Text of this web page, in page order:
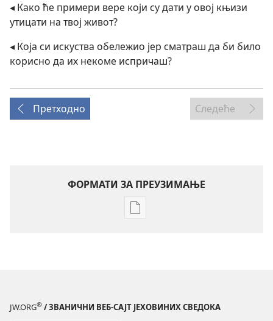
◂ Како ће примери вере који су дати у овој књизи
утицати на твој живот?
◂ Која си искуства обележио јер сматраш да би било
корисно да их некоме испричаш?
Претходно Следеће
ФОРМАТИ ЗА ПРЕУЗИМАЊЕ
Формати
Јеховиних
JW.ORG® / ЗВАНИЧНИ ВЕБ-САЈТ ЈЕХОВИНИХ СВЕДОКА